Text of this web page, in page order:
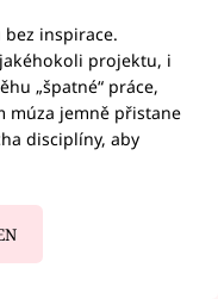
inspirace.
projektu, i
„špatné“ práce,
múza jemně přistane
disciplíny, aby